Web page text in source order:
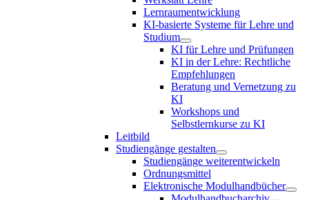
Lernraumentwicklung
KI-basierte Systeme für Lehre und
Studium
KI für Lehre und Prüfungen
KI in der Lehre: Rechtliche
Empfehlungen
Beratung und Vernetzung zu
KI
Workshops und
Selbstlernkurse zu KI
Leitbild
Studiengänge gestalten
Studiengänge weiterentwickeln
Ordnungsmittel
Elektronische Modulhandbücher